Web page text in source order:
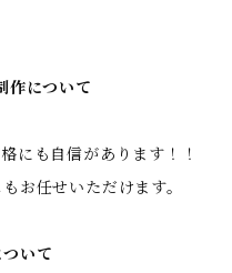
作について
にも自信があります！！
お任せいただけます。
いて